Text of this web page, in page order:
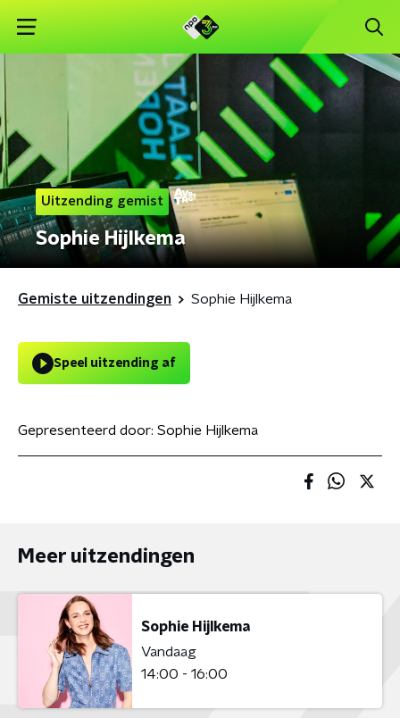
Uitzending gemist
Sophie Hijlkema
Gemiste uitzendingen Sophie Hijlkema
Speel uitzending af
Gepresenteerd door: Sophie Hijlkema
Meer uitzendingen
Sophie Hijlkema
Vandaag
14:00 - 16:00